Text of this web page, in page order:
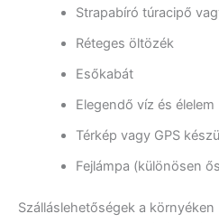
Strapabíró túracipő
Réteges öltözék
Esőkabát
Elegendő víz és élelem
Térkép vagy GPS
Fejlámpa (különösen
Szálláslehetőségek a környéken